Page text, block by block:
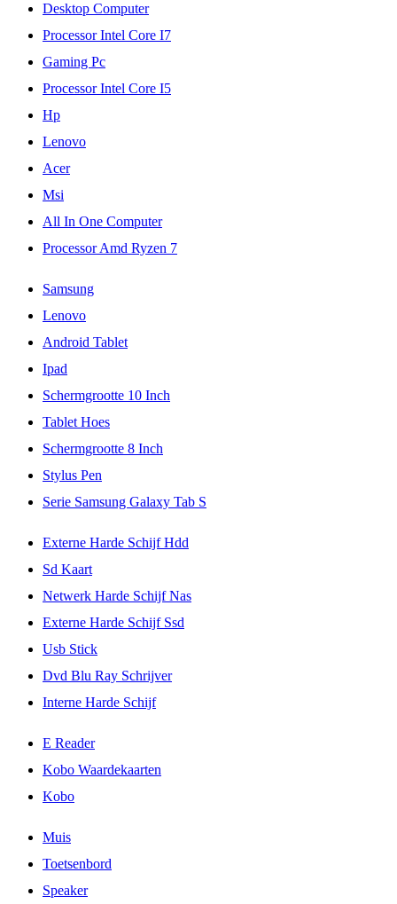
Desktop Computer
Processor Intel Core I7
Gaming Pc
Processor Intel Core I5
Hp
Lenovo
Acer
Msi
All In One Computer
Processor Amd Ryzen 7
Samsung
Lenovo
Android Tablet
Ipad
Schermgrootte 10 Inch
Tablet Hoes
Schermgrootte 8 Inch
Stylus Pen
Serie Samsung Galaxy Tab S
Externe Harde Schijf Hdd
Sd Kaart
Netwerk Harde Schijf Nas
Externe Harde Schijf Ssd
Usb Stick
Dvd Blu Ray Schrijver
Interne Harde Schijf
E Reader
Kobo Waardekaarten
Kobo
Muis
Toetsenbord
Speaker